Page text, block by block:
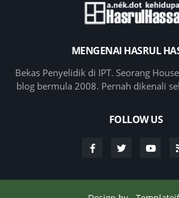
MENGENAI HASRUL
Bekas Penyelidik di IPT. Seorang
blog bermula 2008. Pernah dikenali
FOLLOW US